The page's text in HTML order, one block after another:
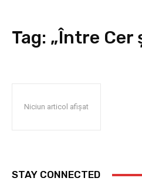
Tag: „Între Cer
Niciun articol afișat
STAY CONNECTED